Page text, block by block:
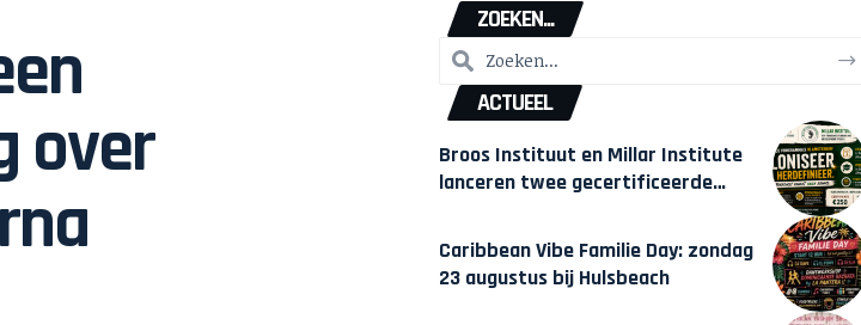
over
ZOEKEN...
ACTUEEL
Broos Instituut en Millar Institute
lanceren twee gecertificeerde
Amsterdam
Caribbean Vibe Familie Day: zondag
23 augustus bij Hulsbeach